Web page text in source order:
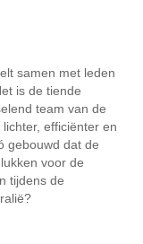
samen met leden
is de tiende
team van de
efficiënter en
gebouwd dat de
voor de
tijdens de